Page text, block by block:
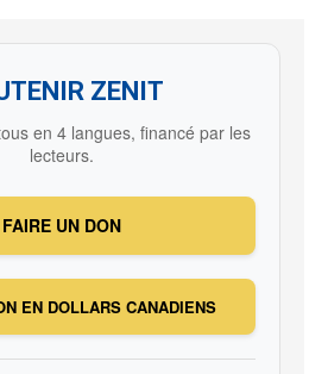
ZENIT
en 4 langues, financé par les
lecteurs.
FAIRE UN DON
EN DOLLARS CANADIENS